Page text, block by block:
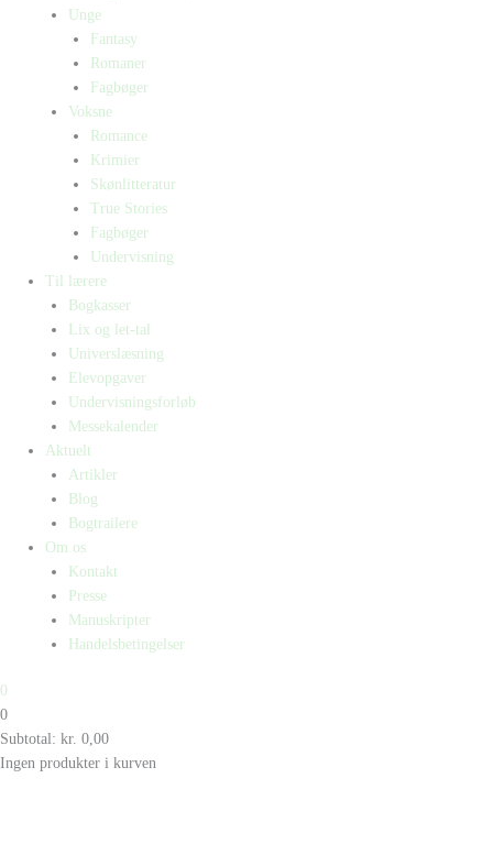
Unge
Fantasy
Romaner
Fagbøger
Voksne
Romance
Krimier
Skønlitteratur
True Stories
Fagbøger
Undervisning
Til lærere
Bogkasser
Lix og let-tal
Universlæsning
Elevopgaver
Undervisningsforløb
Messekalender
Aktuelt
Artikler
Blog
Bogtrailere
Om os
Kontakt
Presse
Manuskripter
Handelsbetingelser
0
0
Subtotal: kr. 0,00
Ingen produkter i kurven